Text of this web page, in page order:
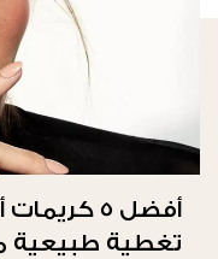
أفضل 5
تغطية طبيعية